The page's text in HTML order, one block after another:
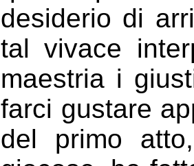
desiderio di
tal vivace
maestria i
farci gustare
del primo